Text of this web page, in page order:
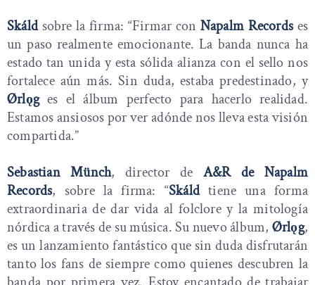
Skáldsobre la firma: “Firmar con Napalm Recordses
un paso realmente emocionante. La banda nunca ha
estado tan unida y esta sólida alianza con el sello nos
fortalece aún más. Sin duda, estaba predestinado, y
Ørlǫges el álbum perfecto para hacerlo realidad.
Estamos ansiosos por ver adónde nos lleva esta visión
compartida.”
Sebastian Münch, director de A&R de Napalm
Records, sobre la firma: “Skáldtiene una forma
extraordinaria de dar vida al folclore y la mitología
nórdica a través de su música. Su nuevo álbum, Ørlǫg,
es un lanzamiento fantástico que sin duda disfrutarán
tanto los fans de siempre como quienes descubren la